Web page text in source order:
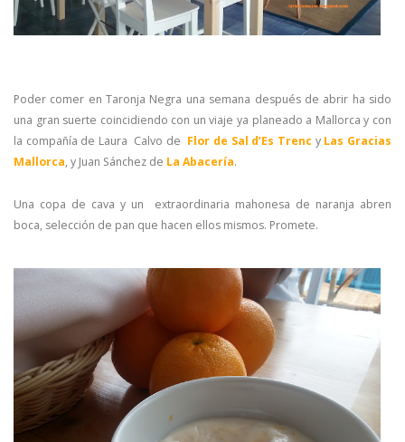
Poder comer en Taronja Negra una semana después de abrir ha sido
una gran suerte coincidiendo con un viaje ya planeado a Mallorca y con
la compañía de Laura Calvo de Flor de Sal d’Es Trenc y Las Gracias
Mallorca, y Juan Sánchez de La Abacería.
Una copa de cava y un extraordinaria mahonesa de naranja abren
boca, selección de pan que hacen ellos mismos. Promete.